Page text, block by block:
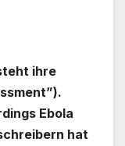
ihre
Ebola
hat